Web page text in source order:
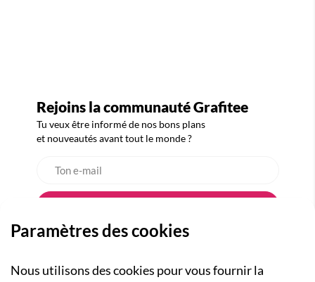
Rejoins la communauté Grafitee
Tu veux être informé de nos bons plans
et nouveautés avant tout le monde ?
Paramètres des cookies
Nous utilisons des cookies pour vous fournir la